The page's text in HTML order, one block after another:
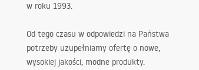
w roku 1993.
Od tego czasu w odpowiedzi na Państwa
potrzeby uzupełniamy ofertę o nowe,
wysokiej jakości, modne produkty.